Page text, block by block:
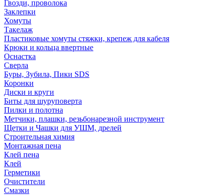
Гвозди, проволока
Заклепки
Хомуты
Такелаж
Пластиковые хомуты стяжки, крепеж для кабеля
Крюки и кольца ввертные
Оснастка
Сверла
Буры, Зубила, Пики SDS
Коронки
Диски и круги
Биты для шуруповерта
Пилки и полотна
Метчики, плашки, резьбонарезной инструмент
Щетки и Чашки для УШМ, дрелей
Строительная химия
Монтажная пена
Клей пена
Клей
Герметики
Очистители
Смазки